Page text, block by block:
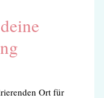
Ort für